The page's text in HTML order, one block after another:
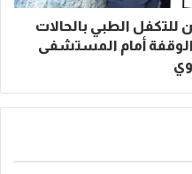
للتكفل الطبي بالحالات
أمام المستشفى